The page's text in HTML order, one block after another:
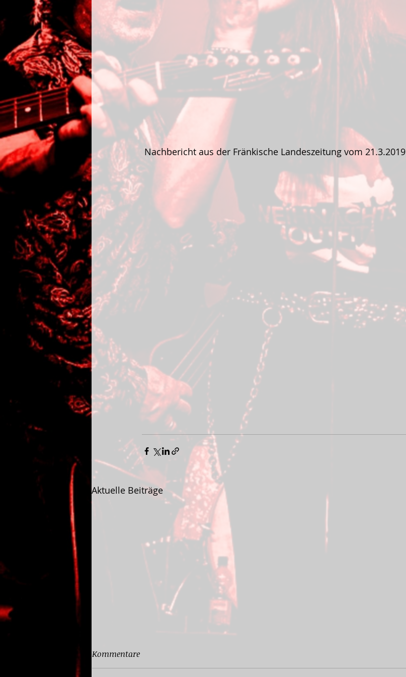
Nachbericht aus der Fränkische Landeszeitung vom 21.3.2019
Aktuelle Beiträge
Kommentare